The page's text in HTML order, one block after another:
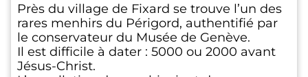
Près du village de Fixard se trouve l’un des
rares menhirs du Périgord, authentifié par
le conservateur du Musée de Genève.
Il est difficile à dater : 5000 ou 2000 avant
Jésus-Christ.